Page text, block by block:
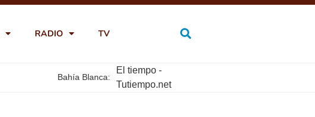
RADIO TV
Bahía Blanca:
El tiempo -
Tutiempo.net